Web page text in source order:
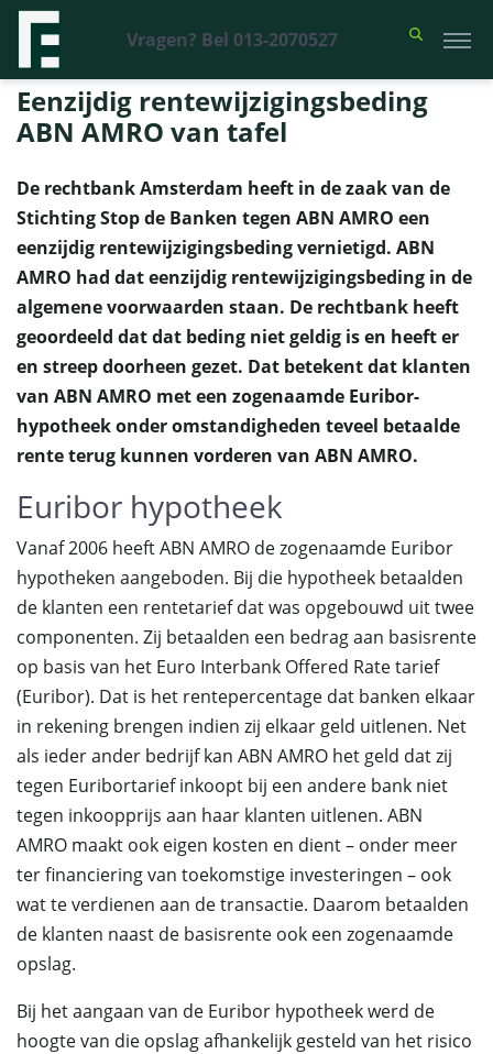
Vragen? Bel 013-2070527
Financieel Recht Advocaten >Uitspraken>Eenzijdig
rentewijzigingsbeding ABN AMRO van tafel
Eenzijdig rentewijzigingsbeding
ABN AMRO van tafel
De rechtbank Amsterdam heeft in de zaak van de
Stichting Stop de Banken tegen ABN AMRO een
eenzijdig rentewijzigingsbeding vernietigd. ABN
AMRO had dat eenzijdig rentewijzigingsbeding in de
algemene voorwaarden staan. De rechtbank heeft
geoordeeld dat dat beding niet geldig is en heeft er
en streep doorheen gezet. Dat betekent dat klanten
van ABN AMRO met een zogenaamde Euribor-
hypotheek onder omstandigheden teveel betaalde
rente terug kunnen vorderen van ABN AMRO.
Euribor hypotheek
Vanaf 2006 heeft ABN AMRO de zogenaamde Euribor
hypotheken aangeboden. Bij die hypotheek betaalden
de klanten een rentetarief dat was opgebouwd uit twee
componenten. Zij betaalden een bedrag aan basisrente
op basis van het Euro Interbank Offered Rate tarief
(Euribor). Dat is het rentepercentage dat banken elkaar
in rekening brengen indien zij elkaar geld uitlenen. Net
als ieder ander bedrijf kan ABN AMRO het geld dat zij
tegen Euribortarief inkoopt bij een andere bank niet
tegen inkoopprijs aan haar klanten uitlenen. ABN
AMRO maakt ook eigen kosten en dient – onder meer
ter financiering van toekomstige investeringen – ook
wat te verdienen aan de transactie. Daarom betaalden
de klanten naast de basisrente ook een zogenaamde
opslag.
Bij het aangaan van de Euribor hypotheek werd de
hoogte van die opslag afhankelijk gesteld van het risico